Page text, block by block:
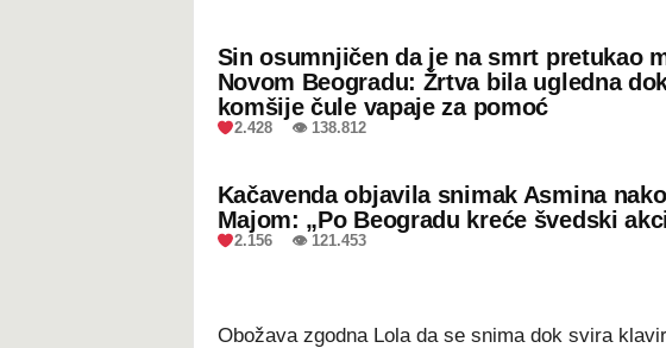
Sin osumnjičen da je na smrt pretukao
Novom Beogradu: Žrtva bila ugledna
komšije čule vapaje za pomoć
2.428 👁 138.812
Kačavenda objavila snimak Asmina
Majom: „Po Beogradu kreće švedski
2.156 👁 121.453
Obožava zgodna Lola da se snima dok svira